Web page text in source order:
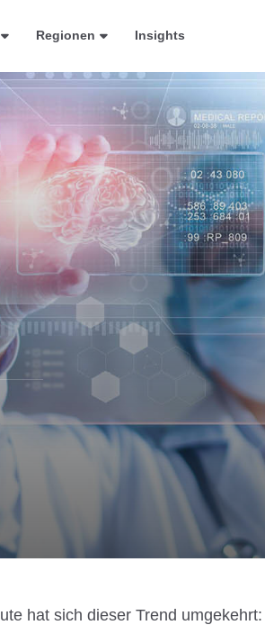
Regionen Insights
hat sich dieser Trend